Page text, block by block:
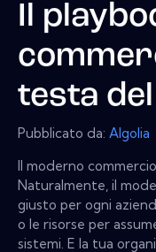
Il
testa
Pubblicato da: Algolia
Il moderno
Naturalmente, il
giusto per ogni
o le risorse per
sistemi. E la tua